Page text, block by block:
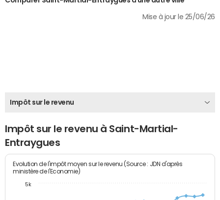
Mise à jour le 25/06/26
Impôt sur le revenu
Impôt sur le revenu à Saint-Martial-
Entraygues
Evolution de l'impôt moyen sur le revenu (Source : JDN d'après
ministère de l'Economie)
5k